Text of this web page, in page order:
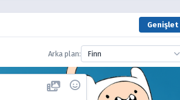
Genişlet
Arka plan: Finn